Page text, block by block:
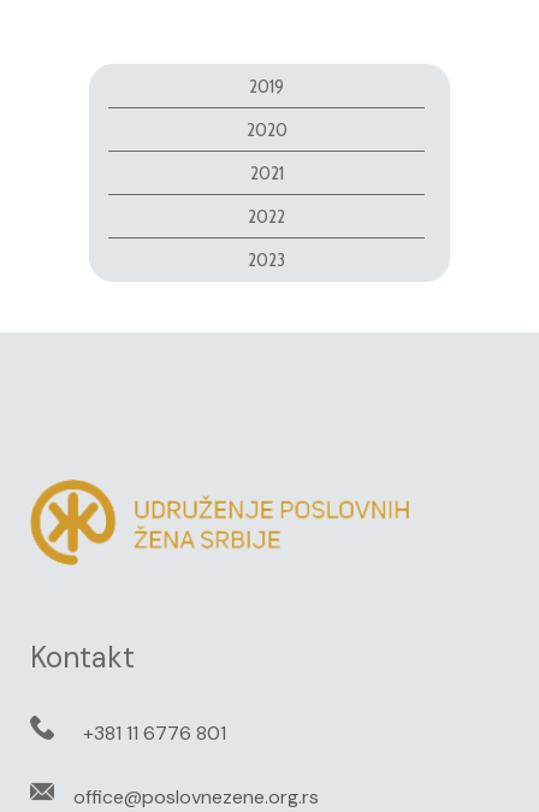
2019
2020
2021
2022
2023
Kontakt
+381 11 6776 801
office@poslovnezene.org.rs